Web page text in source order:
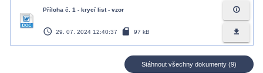
Příloha č. 1 - krycí list - vzor
access_time 29. 07. 2024 12:40:37 sd_card 97 kB
info_outline
file_download
Stáhnout všechny dokumenty (9)